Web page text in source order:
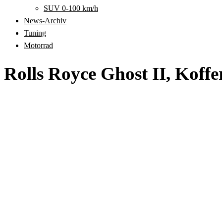
SUV 0-100 km/h
News-Archiv
Tuning
Motorrad
Rolls Royce Ghost II,